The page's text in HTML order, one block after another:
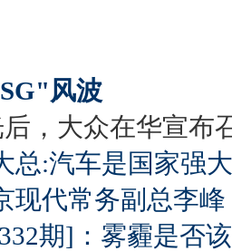
风波
，大众在华宣布
总:汽车是国家强
现代常务副总李峰
期]：雾霾是否